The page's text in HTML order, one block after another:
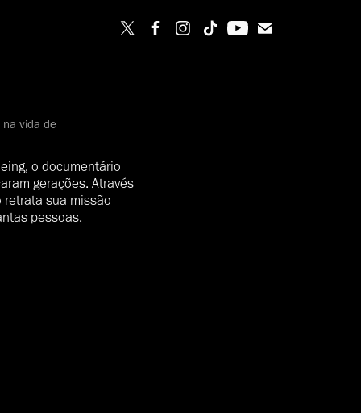
vida de
o documentário
gerações. Através
sua missão
pessoas.